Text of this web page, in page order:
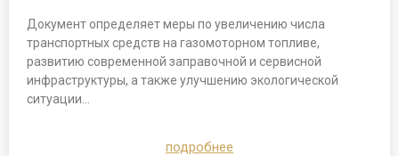
Документ определяет меры по увеличению числа
транспортных средств на газомоторном топливе,
развитию современной заправочной и сервисной
инфраструктуры, а также улучшению экологической
ситуации…
подробнее